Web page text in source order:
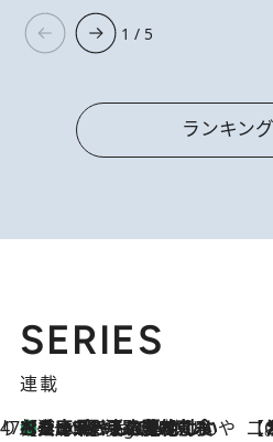
1 / 5
ランキン
SERIES
連載
47都道府県の手みやげ ひんやりスイーツで夏を満喫
9 Hours Ago
【兵庫県】この夏絶対食べたい 冷やしておいしいおやつ3選 淡路島の恵みをジェラートに集約 【